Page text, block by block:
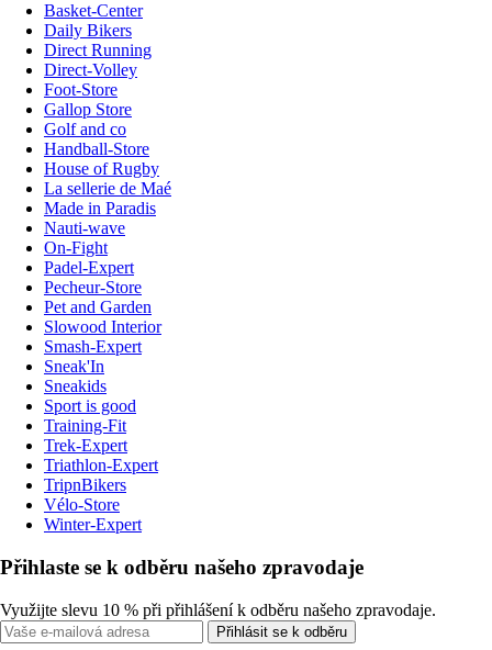
Basket-Center
Daily Bikers
Direct Running
Direct-Volley
Foot-Store
Gallop Store
Golf and co
Handball-Store
House of Rugby
La sellerie de Maé
Made in Paradis
Nauti-wave
On-Fight
Padel-Expert
Pecheur-Store
Pet and Garden
Slowood Interior
Smash-Expert
Sneak'In
Sneakids
Sport is good
Training-Fit
Trek-Expert
Triathlon-Expert
TripnBikers
Vélo-Store
Winter-Expert
Přihlaste se k odběru našeho zpravodaje
Využijte slevu 10 % při přihlášení k odběru našeho zpravodaje.
Přihlásit se k odběru